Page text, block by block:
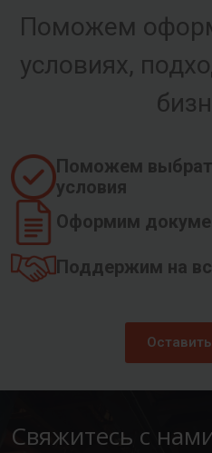
Поможем
условиях,
Поможем
условия
Оформим
Поддержим на
Свяжитесь с